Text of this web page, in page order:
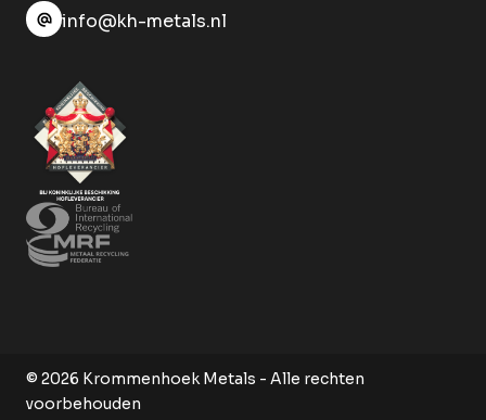
info@kh-metals.nl
© 2026 Krommenhoek Metals - Alle rechten
voorbehouden